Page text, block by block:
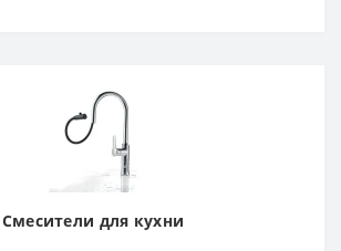
Смесители для кухни